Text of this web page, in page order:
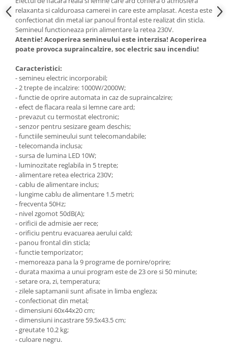
relaxanta si calduroasa camerei in care este amplasat. Acesta este
confectionat din metal iar panoul frontal este realizat din sticla.
Semineul functioneaza prin alimentare la retea 230V.
Atentie! Acoperirea semineului este interzisa! Acoperirea
poate provoca supraincalzire, soc electric sau incendiu!
Caracteristici:
- semineu electric incorporabil;
- 2 trepte de incalzire: 1000W/2000W;
- functie de oprire automata in caz de supraincalzire;
- efect de flacara reala si lemne care ard;
- prevazut cu termostat electronic;
- senzor pentru sesizare geam deschis;
- functiile semineului sunt telecomandabile;
- telecomanda inclusa;
- sursa de lumina LED 10W;
- luminozitate reglabila in 5 trepte;
- alimentare retea electrica 230V;
- cablu de alimentare inclus;
- lungime cablu de alimentare 1.5 metri;
- frecventa 50Hz;
- nivel zgomot 50dB(A);
- orificii de admisie aer rece;
- orificiu pentru evacuarea aerului cald;
- panou frontal din sticla;
- functie temporizator;
- memoreaza pana la 9 programe de pornire/oprire;
- durata maxima a unui program este de 23 ore si 50 minute;
- setare ora, zi, temperatura;
- zilele saptamanii sunt afisate in limba engleza;
- confectionat din metal;
- dimensiuni 60x44x20 cm;
- dimensiuni incastrare 59.5x43.5 cm;
- greutate 10.2 kg;
- culoare negru.